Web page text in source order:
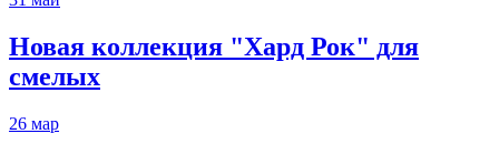
Новая коллекция "Хард Рок" для
смелых
26 мар